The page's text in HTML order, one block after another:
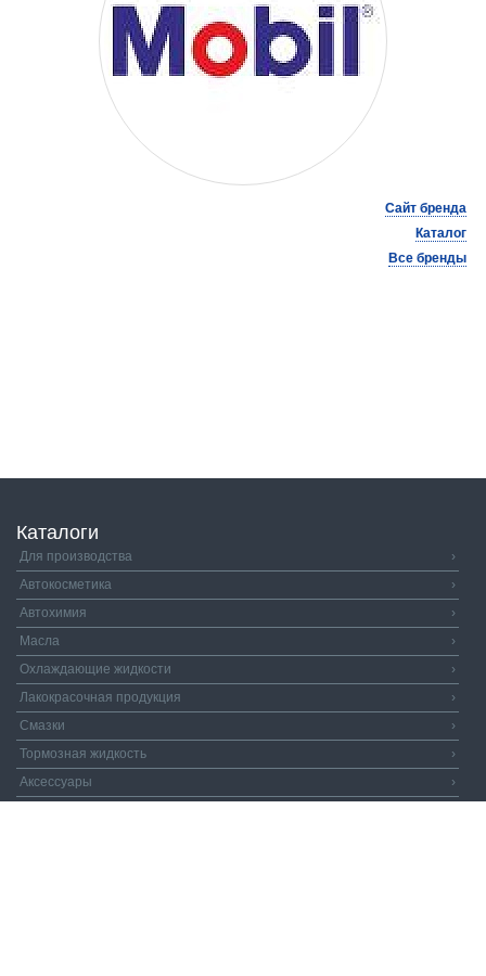
Сайт бренда
Каталог
Все бренды
Каталоги
Для производства
›
Автокосметика
›
Автохимия
›
Масла
›
Охлаждающие жидкости
›
Лакокрасочная продукция
›
Смазки
›
Тормозная жидкость
›
Аксессуары
›